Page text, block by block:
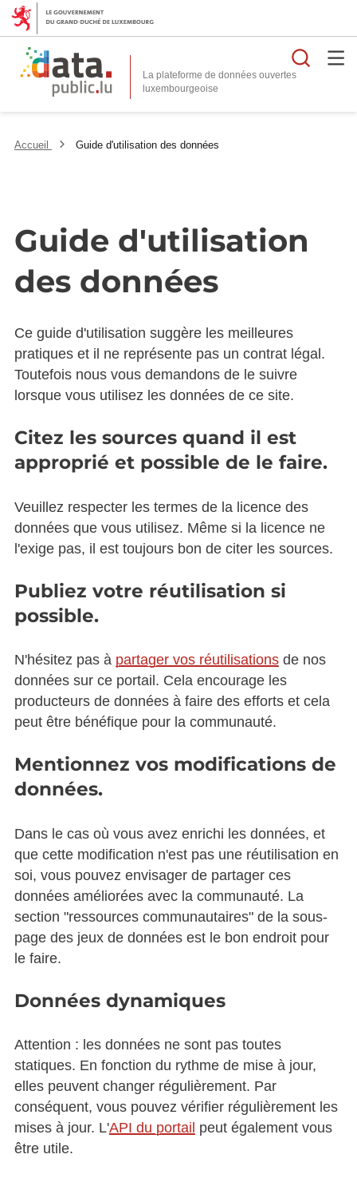
La plateforme de données ouvertes
Accueil Guide d'utilisation des données
Guide d'utilisation
des données
Ce guide d'utilisation suggère les meilleures
pratiques et il ne représente pas un contrat légal.
Toutefois nous vous demandons de le suivre
lorsque vous utilisez les données de ce site.
Citez les sources quand il est
approprié et possible de le faire.
Veuillez respecter les termes de la licence des
données que vous utilisez. Même si la licence ne
l'exige pas, il est toujours bon de citer les sources.
Publiez votre réutilisation si
possible.
N'hésitez pas à partager vos réutilisationsde nos
données sur ce portail. Cela encourage les
producteurs de données à faire des efforts et cela
peut être bénéfique pour la communauté.
Mentionnez vos modifications de
données.
Dans le cas où vous avez enrichi les données, et
que cette modification n'est pas une réutilisation en
soi, vous pouvez envisager de partager ces
données améliorées avec la communauté. La
section "ressources communautaires" de la sous-
page des jeux de données est le bon endroit pour
le faire.
Données dynamiques
Attention : les données ne sont pas toutes
statiques. En fonction du rythme de mise à jour,
elles peuvent changer régulièrement. Par
conséquent, vous pouvez vérifier régulièrement les
mises à jour. L'API du portail peut également vous
être utile.